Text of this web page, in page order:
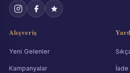
Alışveriş
Yeni Gelenler
Kampanyalar